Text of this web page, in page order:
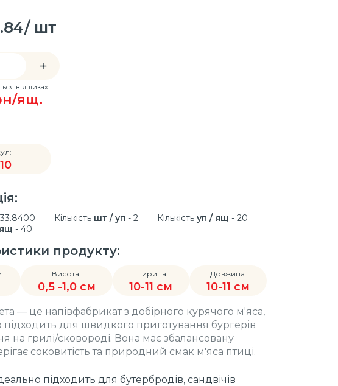
шт
+
в ящиках
ящ.
Кількість шт / уп - 2 Кількість уп / ящ - 20
- 40
продукту:
Висота:
0,5 -1,0 см
Ширина:
10-11 см
Довжина:
10-11 см
— це напівфабрикат з добірного курячого м'яса,
підходить для швидкого приготування бургерів
на грилі/сковороді. Вона має збалансовану
соковитість та природний смак м'яса птиці.
підходить для бутербродів, сандвічів